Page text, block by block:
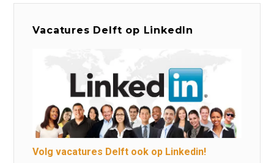
Vacatures Delft op LinkedIn
Volg vacatures Delft ook op Linkedin!